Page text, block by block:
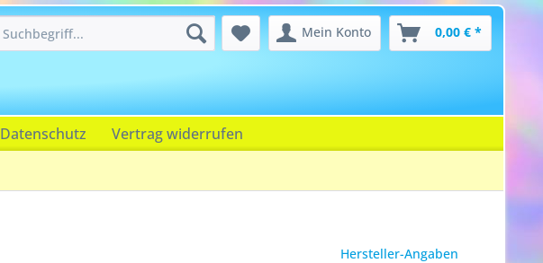
Mein Konto 0,00 € *
Datenschutz Vertrag widerrufen
Hersteller-Angaben